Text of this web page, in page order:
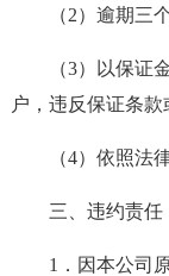
（2）逾期三
（3）以保证
户，违反保证条款
（4）依照法
三、违约责任
1．因本公司